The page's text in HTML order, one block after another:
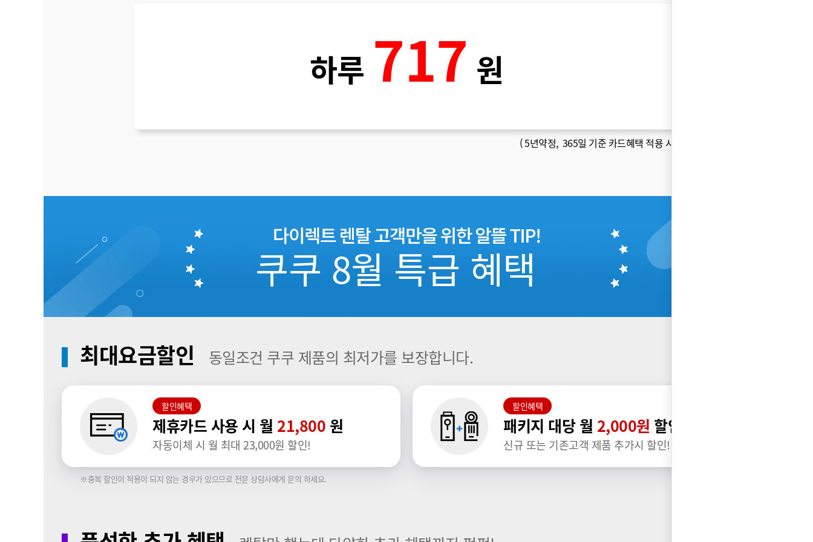
하루 717 원
(5년약정, 365일 기준 카드혜택 적용 시 )
쿠쿠 8월 특급 혜택
최대요금할인 동일조건 쿠쿠 제품의 최저가를 보장합니다.
할인혜택
제휴카드 사용 시 월 21,800 원
자동이체 시 월 최대 23,000원 할인!
할인혜택
패키지 대당 월 2,000원 할인
신규 또는 기존고객 제품 추가시 할인!
※중복 할인이 적용이 되지 않는 경우가 있으므로 전문 상담사에게 문의 하세요.